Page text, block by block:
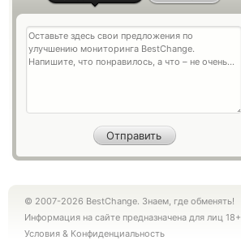
© 2007-2026 BestChange. Знаем, где обменять!
Информация на сайте предназначена для лиц 18+
Условия & Конфиденциальность